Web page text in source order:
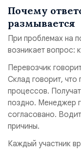
Почему
размывается
При проблемах на
возникает вопрос:
Перевозчик
Склад говорит, что
процессов.
поздно. Менеджер
согласовано.
причины.
Каждый участник